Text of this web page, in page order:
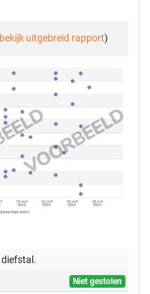
bekijk uitgebreid rapport)
diefstal.
Niet gestolen